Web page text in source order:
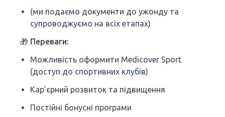
(ми подаємо документи до ужонду та
супроводжуємо на всіх етапах)
🎁 Переваги:
Можливість оформити Medicover Sport
(доступ до спортивних клубів)
Кар’єрний розвиток та підвищення
Постійні бонусні програми